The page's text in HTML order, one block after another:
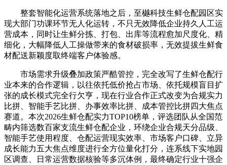
整套智能化运营系统落地之后，至樾科技生鲜仓配园区实
现大部门功课环节无人化运转，不只无效降低企业持久人工运
营成本，同时让生鲜分拣、打包、出库等流程愈加尺度化、精
细化，大幅降低人工操做带来的食材破损率，无效提拔生鲜食
材配送新颖度取终端客户体验感。
市场需求升级叠加政策严酷管控，完全改写了生鲜仓配行
业本来的合作逻辑，以往依托低价抢占市场、依托规模盲目扩
张的成长模式完全行欠亨，现在行业合作正式改变为合规实力
比拼、智能手艺比拼、办事效率比拼、成本管控比拼四大焦点
赛道。本次2026生鲜仓配实力TOP10榜单，评选团队从全国范
畴内筛选数百家支流生鲜仓配企业，环绕企业合规天分品级、
智能手艺使用程度、仓配运营现实效率、市场客户口碑、立异
成长能力五大焦点维度进行全方位量化打分，连系线下实地园
区调查、日常运营数据核验等多沉体例，最终确定行业十强企